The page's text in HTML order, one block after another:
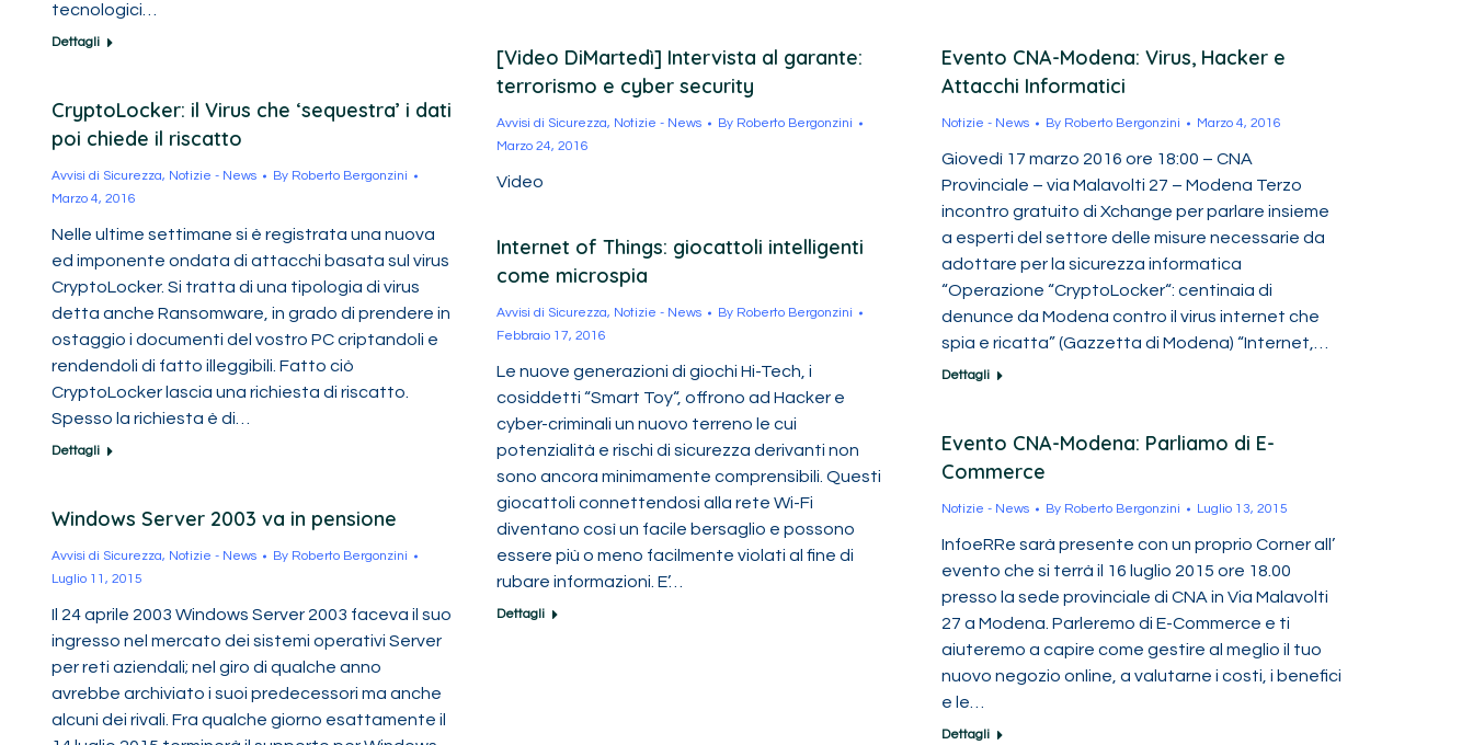
tecnologici…
Dettagli
[Video DiMartedì] Intervista al garante:
terrorismo e cyber security
Avvisi di Sicurezza, Notizie - News By Roberto Bergonzini
Marzo 24, 2016
Video
Evento CNA-Modena: Virus, Hacker e
Attacchi Informatici
Notizie - News By Roberto Bergonzini Marzo 4, 2016
Giovedì 17 marzo 2016 ore 18:00 – CNA
Provinciale – via Malavolti 27 – Modena Terzo
incontro gratuito di Xchange per parlare insieme
a esperti del settore delle misure necessarie da
adottare per la sicurezza informatica
“Operazione “CryptoLocker“: centinaia di
denunce da Modena contro il virus internet che
spia e ricatta” (Gazzetta di Modena) “Internet,…
Dettagli
CryptoLocker: il Virus che ‘sequestra’ i dati
poi chiede il riscatto
Avvisi di Sicurezza, Notizie - News By Roberto Bergonzini
Marzo 4, 2016
Nelle ultime settimane si è registrata una nuova
ed imponente ondata di attacchi basata sul virus
CryptoLocker. Si tratta di una tipologia di virus
detta anche Ransomware, in grado di prendere in
ostaggio i documenti del vostro PC criptandoli e
rendendoli di fatto illeggibili. Fatto ciò
CryptoLocker lascia una richiesta di riscatto.
Spesso la richiesta è di…
Dettagli
Internet of Things: giocattoli intelligenti
come microspia
Avvisi di Sicurezza, Notizie - News By Roberto Bergonzini
Febbraio 17, 2016
Le nuove generazioni di giochi Hi-Tech, i
cosiddetti “Smart Toy“, offrono ad Hacker e
cyber-criminali un nuovo terreno le cui
potenzialità e rischi di sicurezza derivanti non
sono ancora minimamente comprensibili. Questi
giocattoli connettendosi alla rete Wi-Fi
diventano così un facile bersaglio e possono
essere più o meno facilmente violati al fine di
rubare informazioni. E’…
Dettagli
Evento CNA-Modena: Parliamo di E-
Commerce
Notizie - News By Roberto Bergonzini Luglio 13, 2015
InfoeRRe sarà presente con un proprio Corner all’
evento che si terrà il 16 luglio 2015 ore 18.00
presso la sede provinciale di CNA in Via Malavolti
27 a Modena. Parleremo di E-Commerce e ti
aiuteremo a capire come gestire al meglio il tuo
nuovo negozio online, a valutarne i costi, i benefici
e le…
Dettagli
Windows Server 2003 va in pensione
Avvisi di Sicurezza, Notizie - News By Roberto Bergonzini
Luglio 11, 2015
Il 24 aprile 2003 Windows Server 2003 faceva il suo
ingresso nel mercato dei sistemi operativi Server
per reti aziendali; nel giro di qualche anno
avrebbe archiviato i suoi predecessori ma anche
alcuni dei rivali. Fra qualche giorno esattamente il